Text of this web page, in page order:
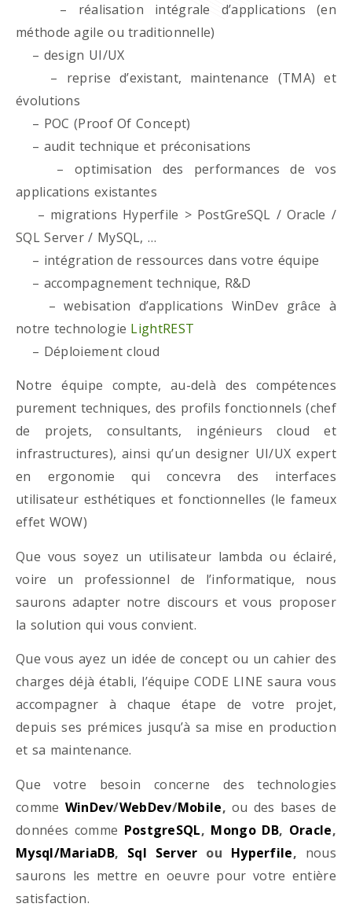
– réalisation intégrale d’applications (en
méthode agile ou traditionnelle)
– design UI/UX
– reprise d’existant, maintenance (TMA) et
évolutions
– POC (Proof Of Concept)
– audit technique et préconisations
– optimisation des performances de vos
applications existantes
– migrations Hyperfile > PostGreSQL / Oracle /
SQL Server / MySQL, …
– intégration de ressources dans votre équipe
– accompagnement technique, R&D
– webisation d’applications WinDev grâce à
notre technologie LightREST
– Déploiement cloud
Notre équipe compte, au-delà des compétences
purement techniques, des profils fonctionnels (chef
de projets, consultants, ingénieurs cloud et
infrastructures), ainsi qu’un designer UI/UX expert
en ergonomie qui concevra des interfaces
utilisateur esthétiques et fonctionnelles (le fameux
effet WOW)
Que vous soyez un utilisateur lambda ou éclairé,
voire un professionnel de l’informatique, nous
saurons adapter notre discours et vous proposer
la solution qui vous convient.
Que vous ayez un idée de concept ou un cahier des
charges déjà établi, l’équipe CODE LINE saura vous
accompagner à chaque étape de votre projet,
depuis ses prémices jusqu’à sa mise en production
et sa maintenance.
Que votre besoin concerne des technologies
comme WinDev/WebDev/Mobile, ou des bases de
données comme PostgreSQL, Mongo DB, Oracle,
Mysql/MariaDB, Sql Server ou Hyperfile, nous
saurons les mettre en oeuvre pour votre entière
satisfaction.